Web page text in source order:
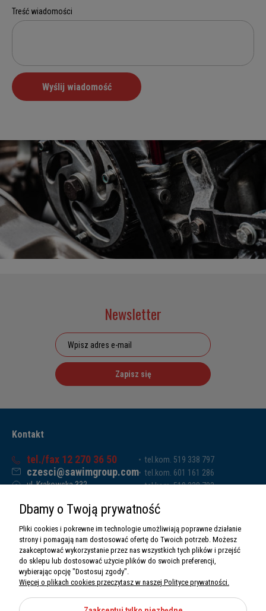
Newsletter
Zapisz się
Kontakt
tel./fax 12 270 36 50
czesci@sawimgroup.com
ul. Krakowska 332,
Sawim Group Mariusz Zdyb sp. k.
NIP: 5130284470
REGON: 5246591010
tel.kom. 519 338 797
tel.kom. 601 161 286
tel.kom. 519 338 793
O nas
Dbamy o Twoją prywatność
Pliki cookies i pokrewne im technologie umożliwiają poprawne działanie
strony i pomagają nam dostosować ofertę do Twoich potrzeb. Możesz
zaakceptować wykorzystanie przez nas wszystkich tych plików i przejść
do sklepu lub dostosować użycie plików do swoich preferencji,
wybierając opcję "Dostosuj zgody".
Więcej o plikach cookies przeczytasz w naszej Polityce prywatności.